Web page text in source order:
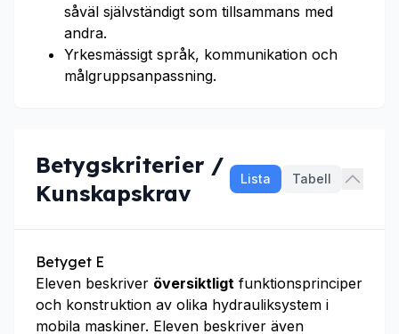
såväl självständigt som tillsammans med
andra.
Yrkesmässigt språk, kommunikation och
målgruppsanpassning.
Betygskriterier /
Kunskapskrav
Lista Tabell
Betyget E
Eleven beskriver översiktligt funktionsprinciper
och konstruktion av olika hydrauliksystem i
mobila maskiner. Eleven beskriver även